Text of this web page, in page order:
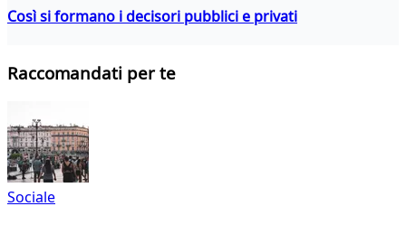
Così si formano i decisori pubblici e privati
Raccomandati per te
Sociale